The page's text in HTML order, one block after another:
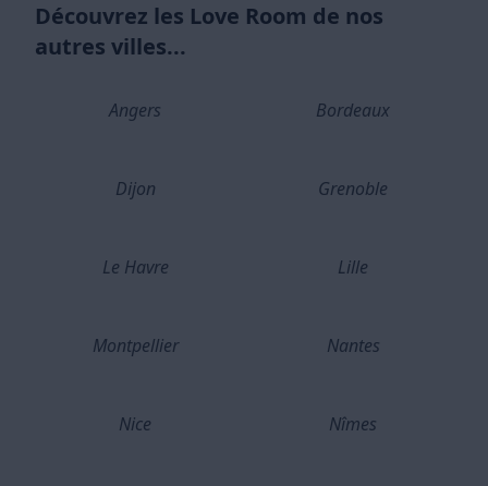
Découvrez les Love Room de nos
autres villes...
Angers Bordeaux
Dijon Grenoble
Le Havre Lille
Montpellier Nantes
Nice Nîmes